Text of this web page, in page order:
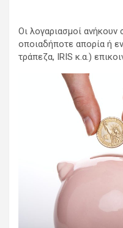
Οι λογαριασμοί ανήκουν
οποιαδήποτε απορία ή
τράπεζα, IRIS κ.α.)